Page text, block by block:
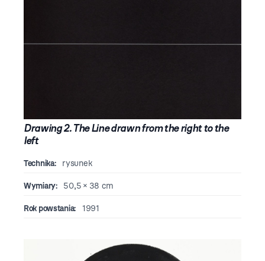
Drawing 2. The Line drawn from the right to the
left
Technika: rysunek
Wymiary: 50,5 × 38 cm
Rok powstania: 1991